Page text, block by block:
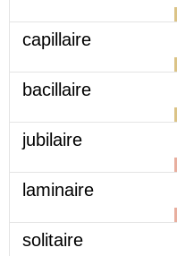
capillaire
bacillaire
jubilaire
laminaire
solitaire